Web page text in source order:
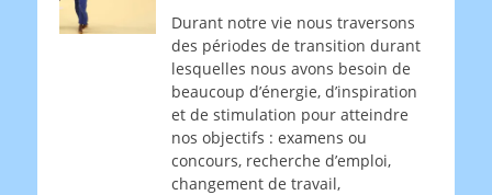
Durant notre vie nous traversons
des périodes de transition durant
lesquelles nous avons besoin de
beaucoup d’énergie, d’inspiration
et de stimulation pour atteindre
nos objectifs : examens ou
concours, recherche d’emploi,
changement de travail,